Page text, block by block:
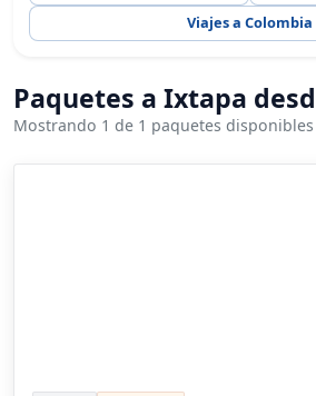
Viajes a Colombia
Paquetes a Ixtapa
Mostrando 1 de 1 paquetes disponibles